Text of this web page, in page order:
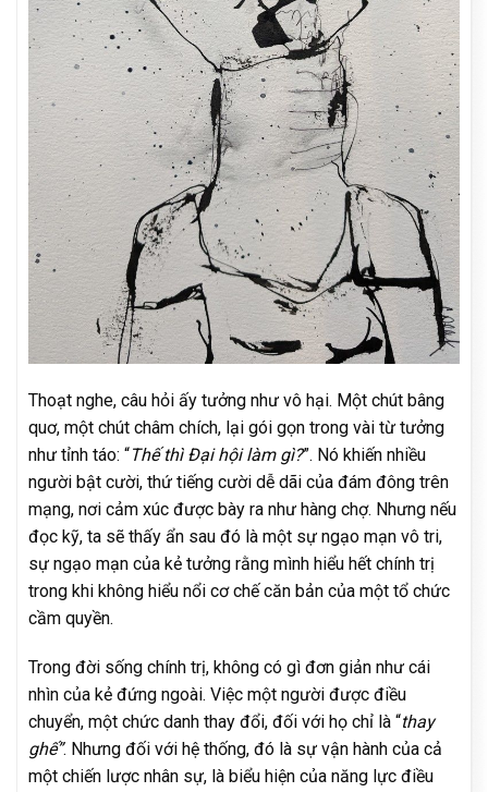
Thoạt nghe, câu hỏi ấy tưởng như vô hại. Một chút bâng
quơ, một chút châm chích, lại gói gọn trong vài từ tưởng
như tỉnh táo: “Thế thì Đại hội làm gì?”. Nó khiến nhiều
người bật cười, thứ tiếng cười dễ dãi của đám đông trên
mạng, nơi cảm xúc được bày ra như hàng chợ. Nhưng nếu
đọc kỹ, ta sẽ thấy ẩn sau đó là một sự ngạo mạn vô tri,
sự ngạo mạn của kẻ tưởng rằng mình hiểu hết chính trị
trong khi không hiểu nổi cơ chế căn bản của một tổ chức
cầm quyền.
Trong đời sống chính trị, không có gì đơn giản như cái
nhìn của kẻ đứng ngoài. Việc một người được điều
chuyển, một chức danh thay đổi, đối với họ chỉ là “thay
ghế”. Nhưng đối với hệ thống, đó là sự vận hành của cả
một chiến lược nhân sự, là biểu hiện của năng lực điều